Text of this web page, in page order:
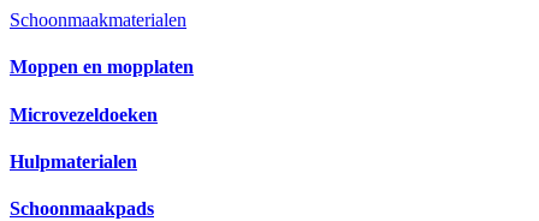
Schoonmaakmaterialen
Moppen en mopplaten
Microvezeldoeken
Hulpmaterialen
Schoonmaakpads